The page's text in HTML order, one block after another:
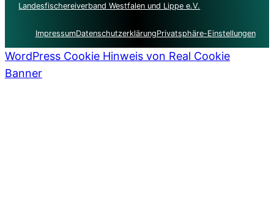
Landesfischereiverband Westfalen und Lippe e.V.
ImpressumDatenschutzerklärungPrivatsphäre-Einstellungen
WordPress Cookie Hinweis von Real Cookie
Banner